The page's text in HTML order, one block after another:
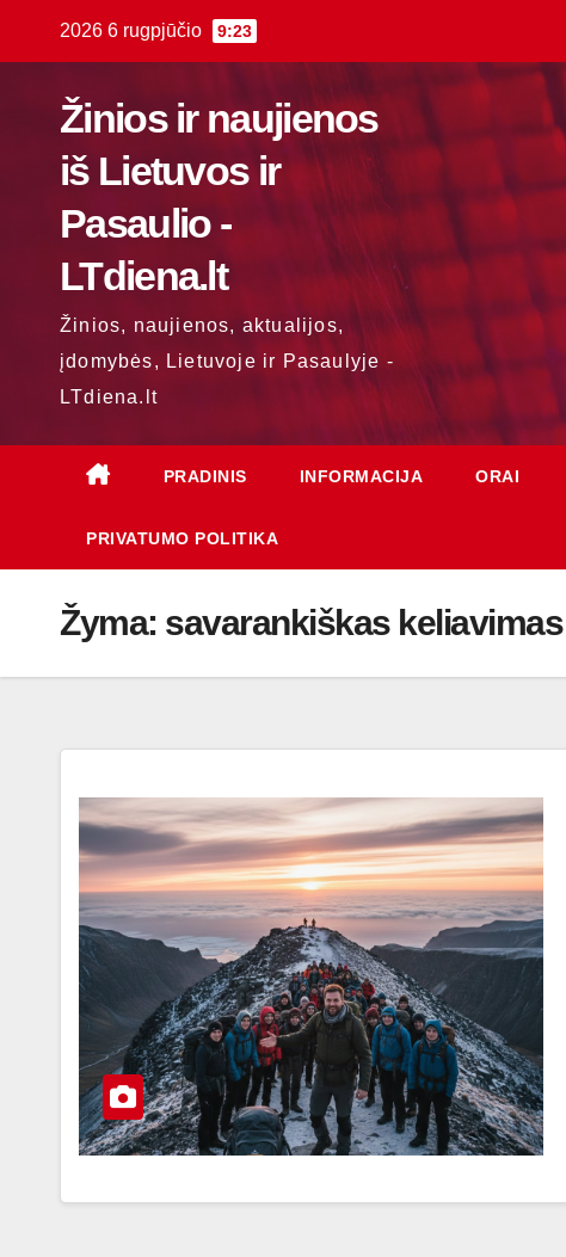
2026 6 rugpjūčio 9:23
Žinios ir naujienos
iš Lietuvos ir
Pasaulio -
LTdiena.lt
Žinios, naujienos, aktualijos,
įdomybės, Lietuvoje ir Pasaulyje -
LTdiena.lt
PRADINIS INFORMACIJA ORAI
PRIVATUMO POLITIKA
Žyma: savarankiškas keliavimas